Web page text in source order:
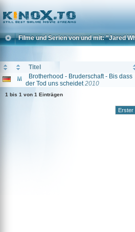
Home
Filme und Serien von und mit: "Jared
Titel
Brotherhood - Bruderschaft - Bis dass
der Tod uns scheidet 2010
1 bis 1 von 1 Einträgen
Erster